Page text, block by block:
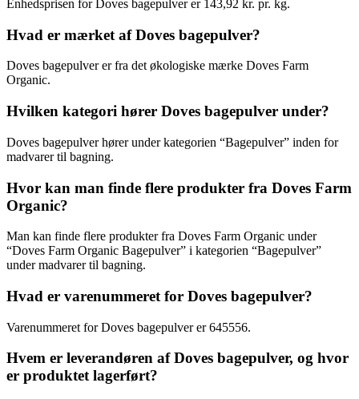
Enhedsprisen for Doves bagepulver er 143,92 kr. pr. kg.
Hvad er mærket af Doves bagepulver?
Doves bagepulver er fra det økologiske mærke Doves Farm
Organic.
Hvilken kategori hører Doves bagepulver under?
Doves bagepulver hører under kategorien “Bagepulver” inden for
madvarer til bagning.
Hvor kan man finde flere produkter fra Doves Farm
Organic?
Man kan finde flere produkter fra Doves Farm Organic under
“Doves Farm Organic Bagepulver” i kategorien “Bagepulver”
under madvarer til bagning.
Hvad er varenummeret for Doves bagepulver?
Varenummeret for Doves bagepulver er 645556.
Hvem er leverandøren af Doves bagepulver, og hvor
er produktet lagerført?